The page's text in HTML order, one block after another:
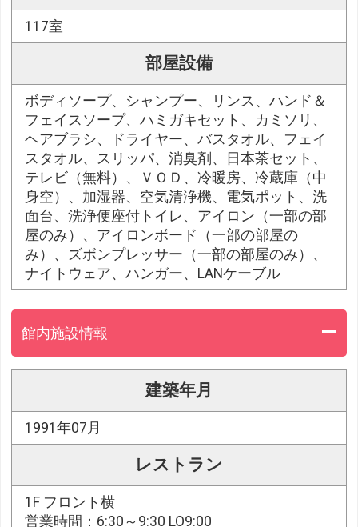
117室
部屋設備
ボディソープ、シャンプー、リンス、ハンド＆
フェイスソープ、ハミガキセット、カミソリ、
ヘアブラシ、ドライヤー、バスタオル、フェイ
スタオル、スリッパ、消臭剤、日本茶セット、
テレビ（無料）、ＶＯＤ、冷暖房、冷蔵庫（中
身空）、加湿器、空気清浄機、電気ポット、洗
面台、洗浄便座付トイレ、アイロン（一部の部
屋のみ）、アイロンボード（一部の部屋の
み）、ズボンプレッサー（一部の部屋のみ）、
ナイトウェア、ハンガー、LANケーブル
館内施設情報
建築年月
1991年07月
レストラン
1F フロント横
営業時間：6:30～9:30 LO9:00